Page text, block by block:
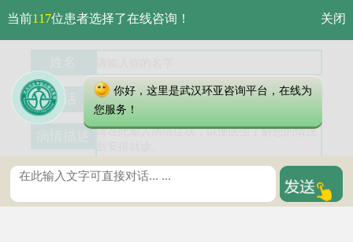
专业医生 无需排队
电话
预约成功后我院值班医生将与您联系，安
排医生及确认详细就诊时间。
当前117位患者选择了在线咨询！ 关闭
你好，这里是武汉环亚咨询平台，在线为
您服务！